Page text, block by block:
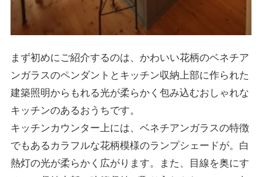
まず初めにご紹介するのは、かわいい花柄のベネチア
ンガラスのペンダントとキッチン収納上部に作られた
建築照明からもれる光が柔らかく包み込むおしゃれな
キッチンのあるおうちです。
キッチンカウンター上には、ベネチアンガラスの特徴
でもあるカラフルな花柄模様のランプシェードが。白
熱灯の光が柔らかく広がります。また、目線を奥にす